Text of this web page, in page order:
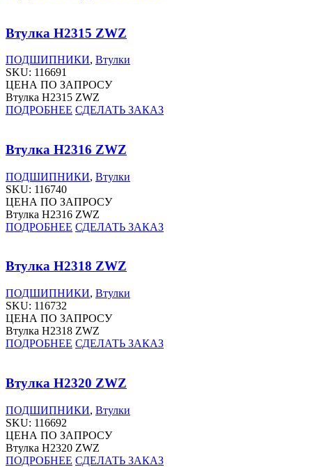
Втулка H2315 ZWZ
ПОДШИПНИКИ, Втулки
SKU: 116691
ЦЕНА ПО ЗАПРОСУ
Втулка H2315 ZWZ
ПОДРОБНЕЕ СДЕЛАТЬ ЗАКАЗ
Втулка H2316 ZWZ
ПОДШИПНИКИ, Втулки
SKU: 116740
ЦЕНА ПО ЗАПРОСУ
Втулка H2316 ZWZ
ПОДРОБНЕЕ СДЕЛАТЬ ЗАКАЗ
Втулка H2318 ZWZ
ПОДШИПНИКИ, Втулки
SKU: 116732
ЦЕНА ПО ЗАПРОСУ
Втулка H2318 ZWZ
ПОДРОБНЕЕ СДЕЛАТЬ ЗАКАЗ
Втулка H2320 ZWZ
ПОДШИПНИКИ, Втулки
SKU: 116692
ЦЕНА ПО ЗАПРОСУ
Втулка H2320 ZWZ
ПОДРОБНЕЕ СДЕЛАТЬ ЗАКАЗ